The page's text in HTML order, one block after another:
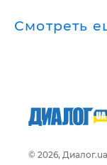
Смотреть
© 2026, Диалог.ua